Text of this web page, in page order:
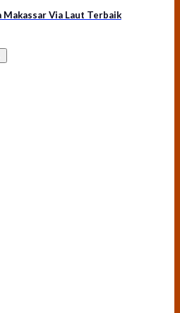
Makassar Via Laut Terbaik